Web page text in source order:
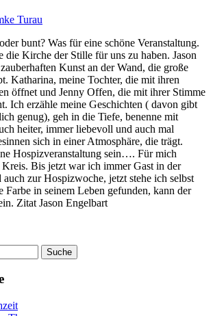
Turau
bunt? Was für eine schöne Veranstaltung.
die Kirche der Stille für uns zu haben. Jason
Kunst an der Wand, die große
Katharina, meine Tochter, die mit ihren
öffnet und Jenny Offen, die mit ihrer Stimme
Ich erzähle meine Geschichten ( davon gibt
genug), geh in die Tiefe, benenne mit
heiter, immer liebevoll und auch mal
sich in einer Atmosphäre, die trägt.
Hospizveranstaltung sein…. Für mich
Bis jetzt war ich immer Gast in der
zur Hospizwoche, jetzt stehe ich selbst
Farbe in seinem Leben gefunden, kann der
Zitat Jason Engelbart